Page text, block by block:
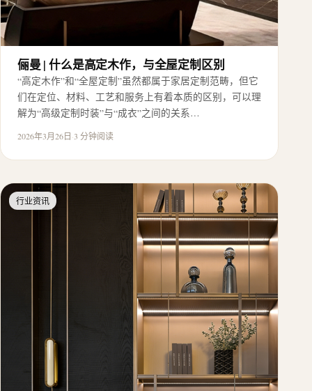
俪曼 | 什么是高定木作，与全屋定制区别
“高定木作”和“全屋定制”虽然都属于家居定制范畴，但它
们在定位、材料、工艺和服务上有着本质的区别，可以理
解为“高级定制时装”与“成衣”之间的关系…
2026年3月26日·3 分钟阅读
行业资讯